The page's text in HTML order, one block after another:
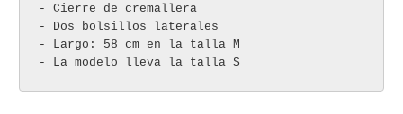
- Cierre de cremallera
- Dos bolsillos laterales
- Largo: 58 cm en la talla M
- La modelo lleva la talla S